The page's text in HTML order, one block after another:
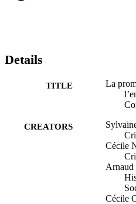
Details
TITLE
La
CREATORS
Cécile
Arnaud
Cécile